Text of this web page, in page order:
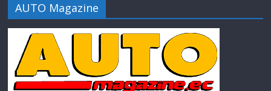
AUTO Magazine